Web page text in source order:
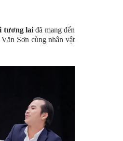
tương laiđã mang đến
Sơn cùng nhân vật